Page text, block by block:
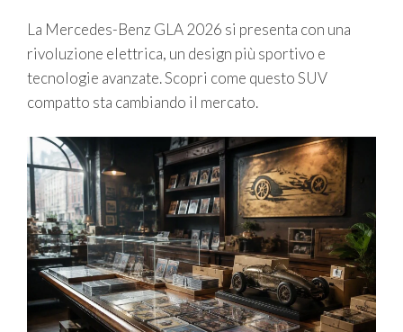
La Mercedes-Benz GLA 2026 si presenta con una
rivoluzione elettrica, un design più sportivo e
tecnologie avanzate. Scopri come questo SUV
compatto sta cambiando il mercato.